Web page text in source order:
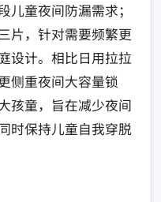
童夜间防漏需求；
片，针对需要频繁更
设计。相比日用拉拉
侧重夜间大容量锁
孩童，旨在减少夜间
时保持儿童自我穿脱